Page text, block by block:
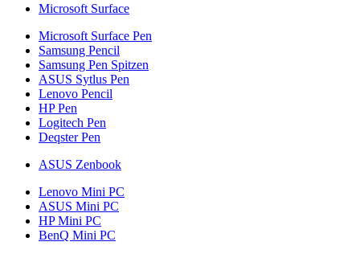
Microsoft Surface
Microsoft Surface Pen
Samsung Pencil
Samsung Pen Spitzen
ASUS Sytlus Pen
Lenovo Pencil
HP Pen
Logitech Pen
Deqster Pen
ASUS Zenbook
Lenovo Mini PC
ASUS Mini PC
HP Mini PC
BenQ Mini PC